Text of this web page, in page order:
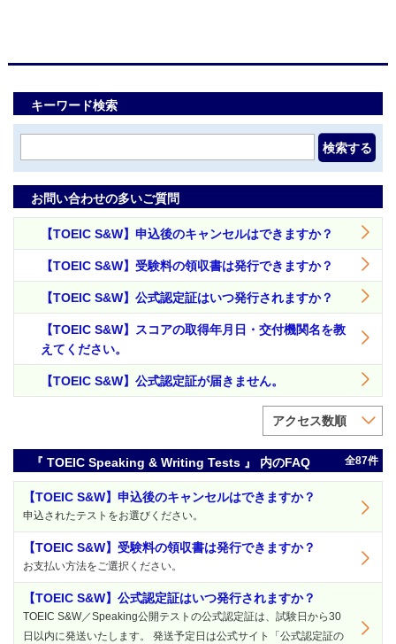
キーワード検索
検索する
お問い合わせの多いご質問
【TOEIC S&W】申込後のキャンセルはできますか？
【TOEIC S&W】受験料の領収書は発行できますか？
【TOEIC S&W】公式認定証はいつ発行されますか？
【TOEIC S&W】スコアの取得年月日・交付機関名を教
えてください。
【TOEIC S&W】公式認定証が届きません。
アクセス数順
『 TOEIC Speaking & Writing Tests 』 内のFAQ 全87件
【TOEIC S&W】申込後のキャンセルはできますか？
申込されたテストをお選びください。
【TOEIC S&W】受験料の領収書は発行できますか？
お支払い方法をご選択ください。
【TOEIC S&W】公式認定証はいつ発行されますか？
TOEIC S&W／Speaking公開テストの公式認定証は、試験日から30
日以内に発送いたします。 発送予定日は公式サイト「公式認定証の